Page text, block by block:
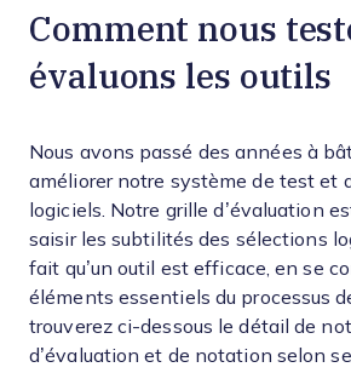
Comment nous
évaluons les outils
Nous avons passé des années à
améliorer notre système de test et
logiciels. Notre grille d’évaluation
saisir les subtilités des sélections
fait qu’un outil est efficace, en se
éléments essentiels du processus
trouverez ci-dessous le détail de
d’évaluation et de notation selon